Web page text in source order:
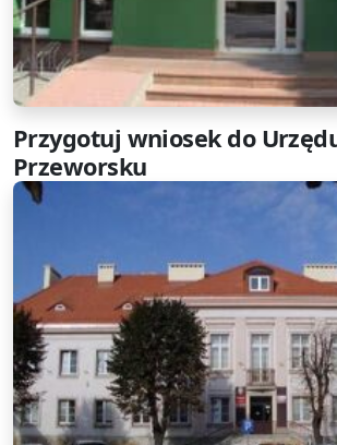
Przygotuj wniosek do
Przeworsku